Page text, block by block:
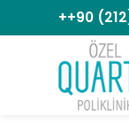
++90